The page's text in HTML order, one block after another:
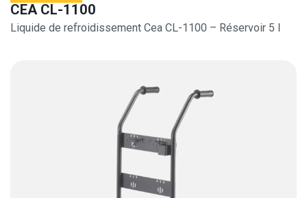
CEA CL-1100
Liquide de refroidissement Cea CL-1100 – Réservoir 5 l